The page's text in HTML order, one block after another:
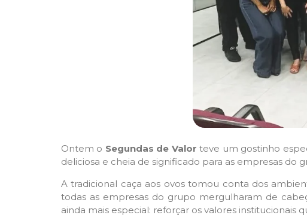
Ontem o Segundas de Valor teve um gostinho
deliciosa e cheia de significado para as empresas do
A tradicional caça aos ovos tomou conta dos
todas as empresas do grupo mergulharam de
ainda mais especial: reforçar os valores institucionais